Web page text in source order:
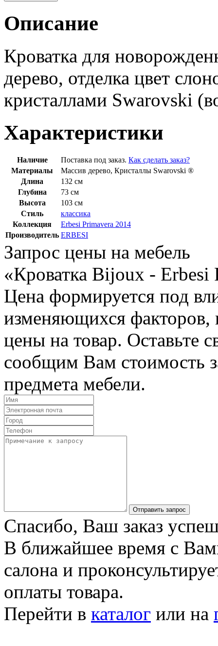
Описание
Кроватка для
дерево, отделка цвет
кристаллами Swarovski
Характеристики
Наличие Поставка под заказ. Как сделать заказ?
Материалы
Массив дерево, Кристаллы Swarovski ®
Длина
132 см
Глубина
73 см
Высота
103 см
Стиль
классика
Коллекция
Erbesi Primavera 2014
Производитель ERBESI
Запрос цены на мебель
«Кроватка Bijoux - Erbesi
Цена формируется под
изменяющихся факторов,
цены на товар. Оставьте
сообщим Вам стоимость
предмета мебели.
Отправить запрос
Спасибо, Ваш заказ
В ближайшее время с
салона и
оплаты товара.
Перейти в каталог или на